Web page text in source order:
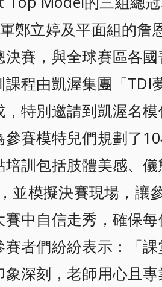
鄭立婷及平面組的詹
賽，與全球賽區各
程由凱渥集團「TDI
，特別邀請到凱渥名
參賽模特兒們規劃了
訓包括肢體美感、
並模擬決賽現場， 讓
賽中自信走秀，確保
賽者們紛紛表示：「
象深刻，老師用心且